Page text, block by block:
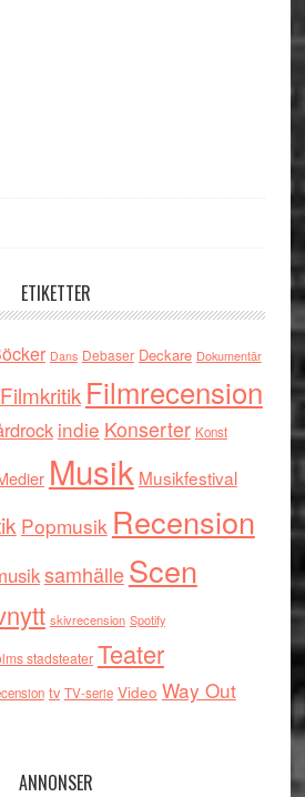
ETIKETTER
Dans Debaser Deckare Dokumentär
Filmkritik Filmrecension
indie Konserter Konst
Musik Musikfestival
Popmusik Recension
samhälleScen
skivrecension Spotify
stadsteater Teater
tv TV-serie Video Way Out
ANNONSER